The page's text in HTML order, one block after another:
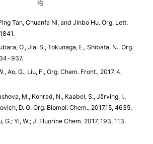
物
Tan, Chuanfa Ni, and Jinbo Hu. Org. Lett.
O., Jia, S., Tokunaga, E., Shibata, N.. Org.
Ao, G., Liu, F., Org. Chem. Front., 2017, 4,
M., Konrad, N., Kaabel, S., Järving, I.,
D. G. Org. Biomol. Chem., 2017,15, 4635.
G.; Yi, W.; J. Fluorine Chem. 2017, 193, 113.